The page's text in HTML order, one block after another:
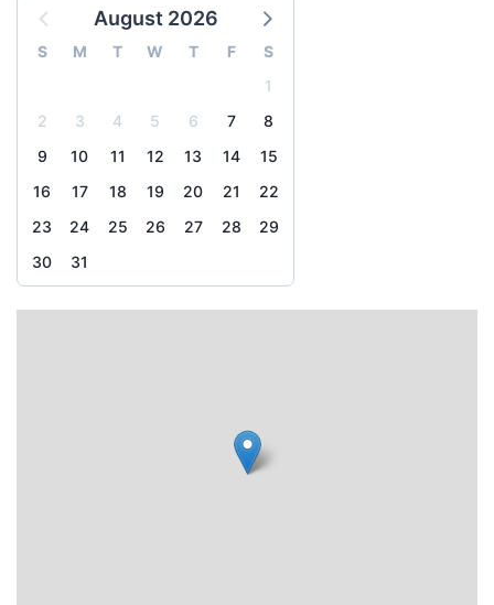
August 2026
S M T W T F
S
1
2
3 4 5 6 7
8
9
10 11 12 13 14
15
16
17 18 19 20 21
22
23
24 25 26 27 28
29
30
31